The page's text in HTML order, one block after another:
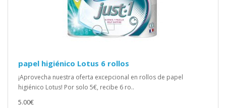
papel higiénico Lotus 6 rollos
¡Aprovecha nuestra oferta excepcional en rollos de papel
higiénico Lotus! Por solo 5€, recibe 6 ro..
5.00€